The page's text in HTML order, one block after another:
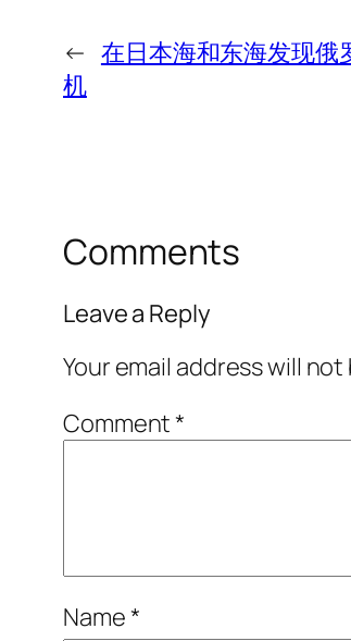
← 在日本海和东海发现俄
机
Comments
Leave a Reply
Your email address will
Comment*
Name*